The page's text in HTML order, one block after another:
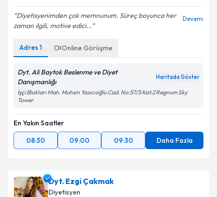
Diyetisyenimden çok memnunum. Süreç boyunca her
zaman ilgili, motive edici...
Devamı
Adres 1 Online Görüşme
Dyt. Ali Baytok Beslenme ve Diyet
Danışmanlığı
Haritada Göster
İşçi Blokları Mah. Muhsin Yazıcıoğlu Cad. No:57/5 Kat:2 Regnum Sky
Tower
En Yakın Saatler
08:30
09:00 09:30 Daha Fazla
Dyt. Ezgi Çakmak
Diyetisyen